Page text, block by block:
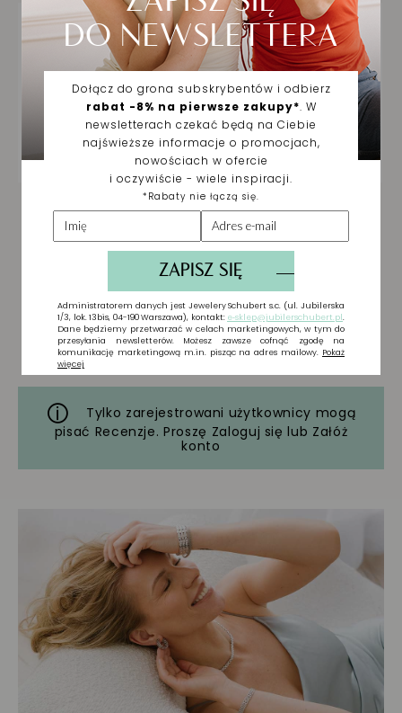
Tylko zarejestrowani użytkownicy mogą
pisać Recenzje. Proszę Zaloguj się lub Załóż
konto